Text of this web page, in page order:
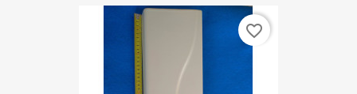
favorite_border